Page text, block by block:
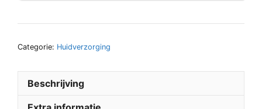
Categorie: Huidverzorging
Beschrijving